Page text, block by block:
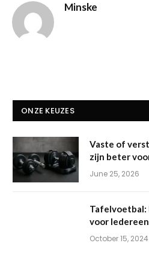
Minske
ONZE KEUZES
Vaste of
zijn beter
June 25, 2026
Tafelvoetbal:
voor Iedereen
October 15, 2024